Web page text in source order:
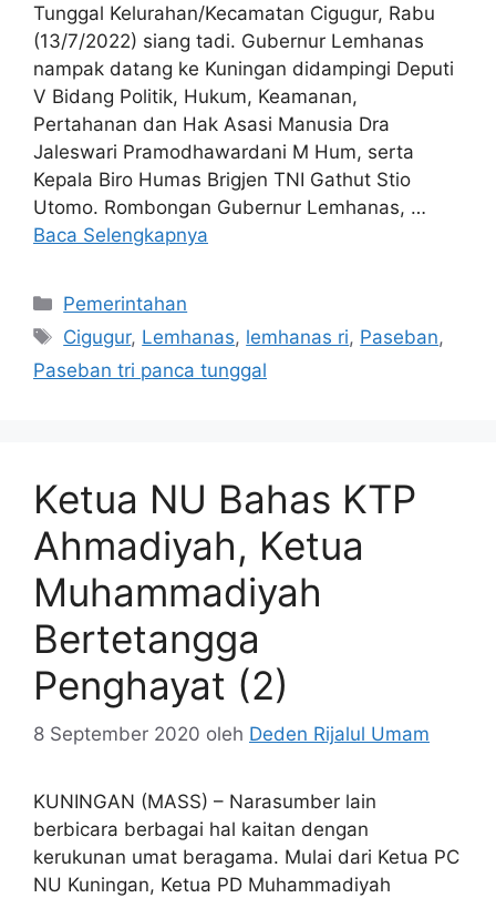
Tunggal Kelurahan/Kecamatan Cigugur, Rabu
(13/7/2022) siang tadi. Gubernur Lemhanas
nampak datang ke Kuningan didampingi Deputi
V Bidang Politik, Hukum, Keamanan,
Pertahanan dan Hak Asasi Manusia Dra
Jaleswari Pramodhawardani M Hum, serta
Kepala Biro Humas Brigjen TNI Gathut Stio
Utomo. Rombongan Gubernur Lemhanas, …
Baca Selengkapnya
Kategori
Pemerintahan
Tag
Cigugur, Lemhanas, lemhanas ri, Paseban,
Paseban tri panca tunggal
Ketua NU Bahas KTP
Ahmadiyah, Ketua
Muhammadiyah
Bertetangga
Penghayat (2)
8 September 2020 oleh Deden Rijalul Umam
KUNINGAN (MASS) – Narasumber lain
berbicara berbagai hal kaitan dengan
kerukunan umat beragama. Mulai dari Ketua PC
NU Kuningan, Ketua PD Muhammadiyah